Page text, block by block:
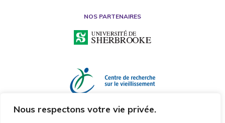
Nous respectons votre vie privée.
NOS PARTENAIRES